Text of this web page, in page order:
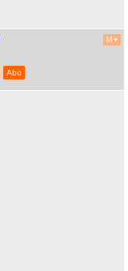
M +
Abo